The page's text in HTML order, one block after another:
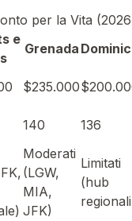
per la Vita
e
Grenada
$235.000
140 136
Moderati
(LGW,
MIA,
JFK)
Limitati
(hub